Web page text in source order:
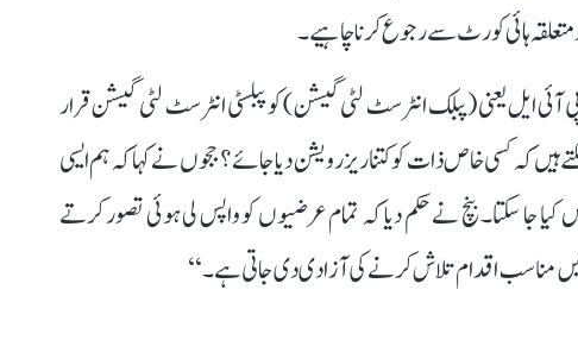
ہائی کورٹ سے رجوع کرنا چاہیے۔
آئی ایل یعنی (پبلک انٹرسٹ لٹی گیشن) کو پبلسٹی انٹرسٹ لٹی گیشن قرار
کہ کسی خاص ذات کو کتنا ریزرویشن دیا جائے؟ ججوں نے کہا کہ ہم ایسی
جا سکتا۔ بنچ نے حکم دیا کہ تمام عرضیوں کو واپس لی ہوئی تصور کرتے
مناسب اقدام تلاش کرنے کی آزادی دی جاتی ہے۔‘‘